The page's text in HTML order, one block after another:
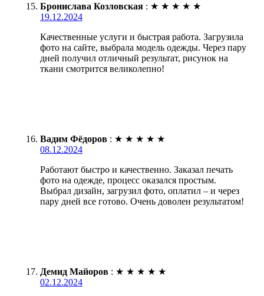
Бронислава Козловская : ★ ★ ★ ★ ★
19.12.2024
Качественные услуги и быстрая работа. Загрузила
фото на сайте, выбрала модель одежды. Через пару
дней получил отличный результат, рисунок на
ткани смотрится великолепно!
Вадим Фёдоров : ★ ★ ★ ★ ★
08.12.2024
Работают быстро и качественно. Заказал печать
фото на одежде, процесс оказался простым.
Выбрал дизайн, загрузил фото, оплатил – и через
пару дней все готово. Очень доволен результатом!
Демид Майоров : ★ ★ ★ ★ ★
02.12.2024